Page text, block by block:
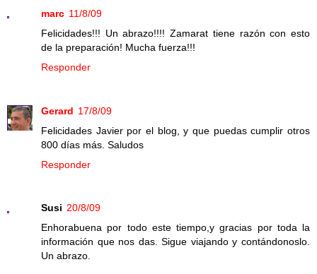
marc 11/8/09
Felicidades!!! Un abrazo!!!! Zamarat tiene razón con esto
de la preparación! Mucha fuerza!!!
Responder
Gerard 17/8/09
Felicidades Javier por el blog, y que puedas cumplir otros
800 días más. Saludos
Responder
Susi 20/8/09
Enhorabuena por todo este tiempo,y gracias por toda la
información que nos das. Sigue viajando y contándonoslo.
Un abrazo.